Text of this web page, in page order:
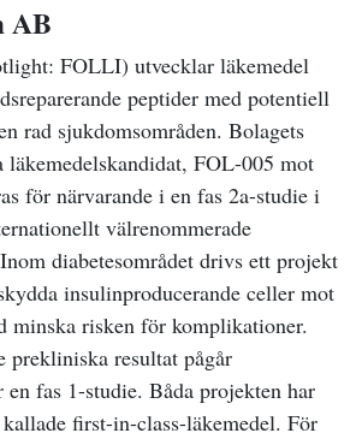
AB
FOLLI) utvecklar läkemedel
peptider med potentiell
rad sjukdomsområden. Bolagets
läkemedelskandidat, FOL-005 mot
för närvarande i en fas 2a-studie i
välrenommerade
diabetesområdet drivs ett projekt
insulinproducerande celler mot
minska risken för komplikationer.
prekliniska resultat pågår
fas 1-studie. Båda projekten har
first-in-class-läkemedel. För